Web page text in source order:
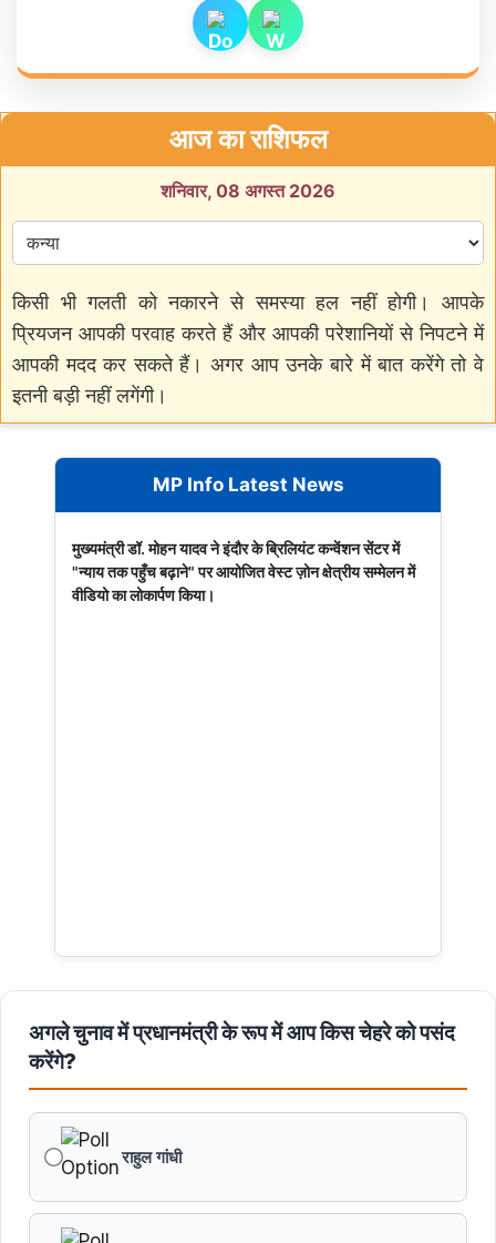
आज का राशिफल
शनिवार, 08 अगस्त 2026
किसी भी गलती को नकारने से समस्या हल नहीं होगी। आपके
प्रियजन आपकी परवाह करते हैं और आपकी परेशानियों से निपटने में
आपकी मदद कर सकते हैं। अगर आप उनके बारे में बात करेंगे तो वे
इतनी बड़ी नहीं लगेंगी।
MP Info Latest News
मुख्यमंत्री डॉ. मोहन यादव ने इंदौर के ब्रिलियंट कन्वेंशन सेंटर में
"न्याय तक पहुँच बढ़ाने" पर आयोजित वेस्ट ज़ोन क्षेत्रीय सम्मेलन में
वीडियो का लोकार्पण किया।
अगले चुनाव में प्रधानमंत्री के रूप में आप किस चेहरे को पसंद
करेंगे?
राहुल गांधी